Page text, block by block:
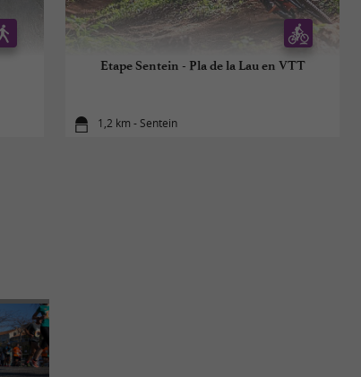
Etape Sentein - Pla de la Lau en VTT
1,2 km - Sentein